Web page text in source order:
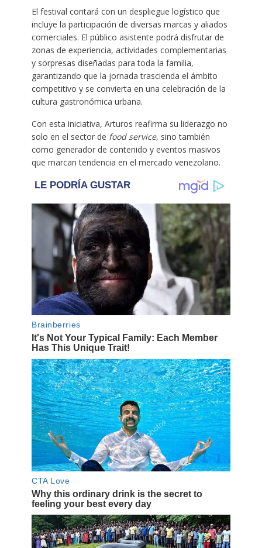
El festival contará con un despliegue logístico que
incluye la participación de diversas marcas y aliados
comerciales. El público asistente podrá disfrutar de
zonas de experiencia, actividades complementarias
y sorpresas diseñadas para toda la familia,
garantizando que la jornada trascienda el ámbito
competitivo y se convierta en una celebración de la
cultura gastronómica urbana.
Con esta iniciativa, Arturos reafirma su liderazgo no
solo en el sector de food service, sino también
como generador de contenido y eventos masivos
que marcan tendencia en el mercado venezolano.